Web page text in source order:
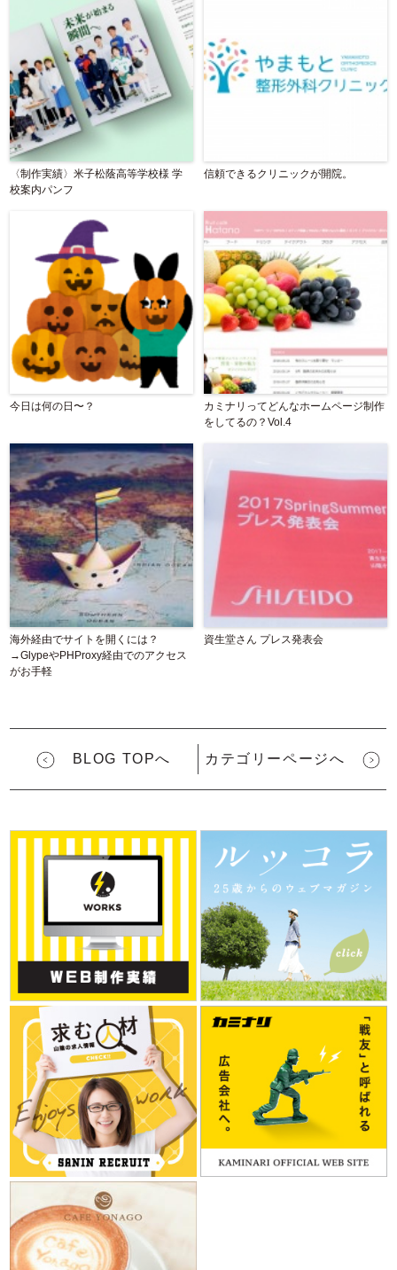
〈制作実績〉米子松蔭高等学校様 学
校案内パンフ
信頼できるクリニックが開院。
今日は何の日〜？
カミナリってどんなホームページ制作
をしてるの？Vol.4
海外経由でサイトを開くには？
→GlypeやPHProxy経由でのアクセス
がお手軽
資生堂さん プレス発表会
BLOG TOPへ カテゴリーページへ